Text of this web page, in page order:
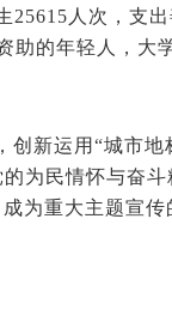
25615人次，支
助的年轻人，大
新运用“城市地
为民情怀与奋斗
为重大主题宣传